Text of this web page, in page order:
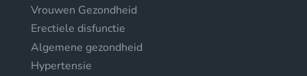
Vrouwen Gezondheid
Erectiele disfunctie
Algemene gezondheid
Hypertensie